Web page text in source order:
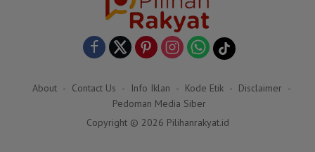
About Contact Us Info Iklan Kode Etik
Disclaimer
Pedoman Media Siber
Copyright © 2026 Pilihanrakyat.id